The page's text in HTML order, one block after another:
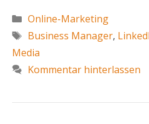
Kategorien
Online-Marketing
Schlagwörter
Business Manager,
Media
Kommentar hinterlassen